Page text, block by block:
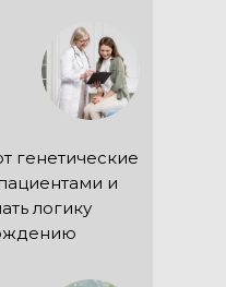
генетические
и
логику